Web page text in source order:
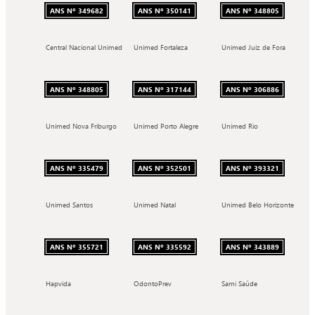
ANS Nº 349682 ANS Nº 350141 ANS Nº 348805
Central Nacional Unimed
ANS Nº 348805
Unimed Fortaleza
ANS Nº 317144
Unimed Juiz de Fora
ANS Nº 306886
Unimed Nova Friburgo
ANS Nº 335479
Unimed Porto Alegre
ANS Nº 352501
Unimed Rio
ANS Nº 393321
Unimed Santos
ANS Nº 355721
Unimed Natal
ANS Nº 335592
Unimed Belo Horizonte
ANS Nº 343889
Hapvida OdontoPrev Sami Saúde